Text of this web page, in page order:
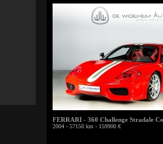
FERRARI - 360 Challenge Stradale
2004 - 57150 km - 159900 €